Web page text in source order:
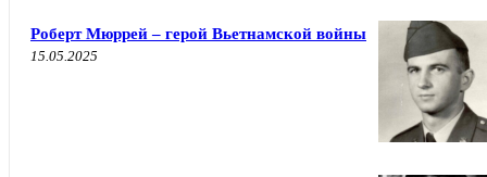
Роберт Мюррей – герой Вьетнамской войны
15.05.2025